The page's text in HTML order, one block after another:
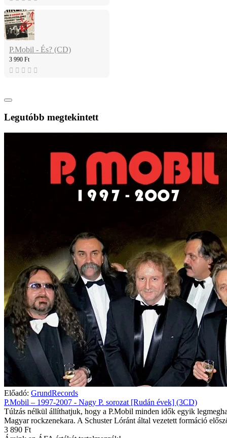
P.Mobil - És? (CD)
3 990 Ft
Legutóbb megtekintett
Előadó: GrundRecords
P.Mobil – 1997-2007 - Nagy P. sorozat [Rudán évek] (3CD)
Túlzás nélkül állíthatjuk, hogy a P.Mobil minden idők egyik
Magyar rockzenekara. A Schuster Lóránt által vezetett formáció
3 890 Ft